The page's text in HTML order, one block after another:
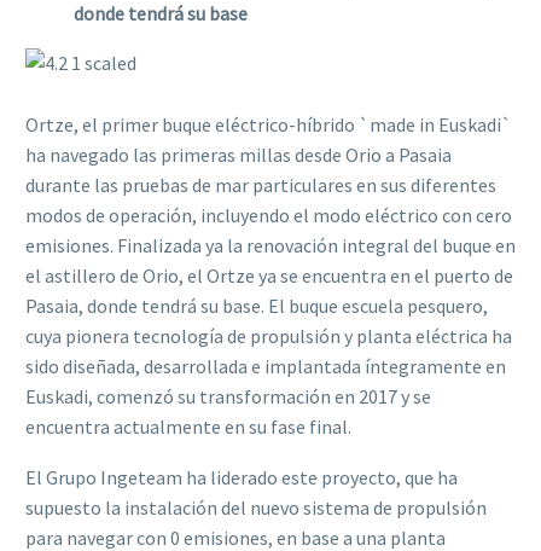
donde tendrá su base
Ortze, el primer buque eléctrico-híbrido `made in Euskadi`
ha navegado las primeras millas desde Orio a Pasaia
durante las pruebas de mar particulares en sus diferentes
modos de operación, incluyendo el modo eléctrico con cero
emisiones. Finalizada ya la renovación integral del buque en
el astillero de Orio, el Ortze ya se encuentra en el puerto de
Pasaia, donde tendrá su base. El buque escuela pesquero,
cuya pionera tecnología de propulsión y planta eléctrica ha
sido diseñada, desarrollada e implantada íntegramente en
Euskadi, comenzó su transformación en 2017 y se
encuentra actualmente en su fase final.
El Grupo Ingeteam ha liderado este proyecto, que ha
supuesto la instalación del nuevo sistema de propulsión
para navegar con 0 emisiones, en base a una planta